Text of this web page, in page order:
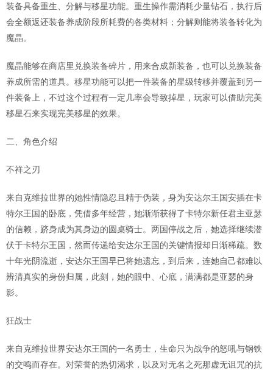
装备具备重生、分解与移星功能。重生操作需消耗少量钻石，执行后
会全额返还装备养成阶段所耗费的各类材料；分解则能将装备转化为
魔晶。
魔晶能够在商店里兑换装备碎片，用来合成新装备，也可以兑换装备
养成所需的道具。移星功能可以把一件装备的星级转移并覆盖到另一
件装备上，不过这个过程有一定几率会导致掉星，玩家可以借助完美
移星石来实现完美移星的效果。
二、角色介绍
不祥之刃
来自克维拉世界的她性情隐忍且精于伪装，身为安达尔王国安插在卡
特尔王国的卧底，凭借多年经营，她渐渐获得了卡特尔新任君主亚瑟
的信赖，跻身成为其身边的圆桌骑士。两国停战之后，她选择继续潜
伏于卡特尔王国，然而传递给安达尔王国的关键情报却日渐稀疏。数
十年光阴流逝，安达尔王国早已将她遗忘，到后来，连她自己都难以
辨清真实的身份归属，此刻，她的眼中、心底，满满都是亚瑟的身
影。
狂战士
来自克维拉世界安达尔王国的一名勇士，生命只为战争的怒吼与钢铁
的交鸣而存在。对荣誉的热切渴求，以及对无名之死那虚无诅咒的抗